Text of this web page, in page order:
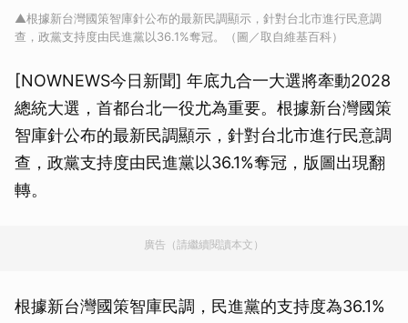
▲根據新台灣國策智庫針公布的最新民調顯示，針對台北市進行民意調
查，政黨支持度由民進黨以36.1%奪冠。（圖／取自維基百科）
[NOWNEWS今日新聞] 年底九合一大選將牽動2028
總統大選，首都台北一役尤為重要。根據新台灣國策
智庫針公布的最新民調顯示，針對台北市進行民意調
查，政黨支持度由民進黨以36.1%奪冠，版圖出現翻
轉。
廣告（請繼續閱讀本文）
根據新台灣國策智庫民調，民進黨的支持度為36.1%